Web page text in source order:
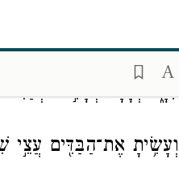
וּשְׁתֵּי֩ טַבְּעֹ֨ת זָהָ֜ב
צִדָּ֑יו וְהָיָה֙ לְבָתִּ֣ים
וְעָשִׂ֥יתָ אֶת־הַבַּדִּ֖ים עֲצֵ֣י